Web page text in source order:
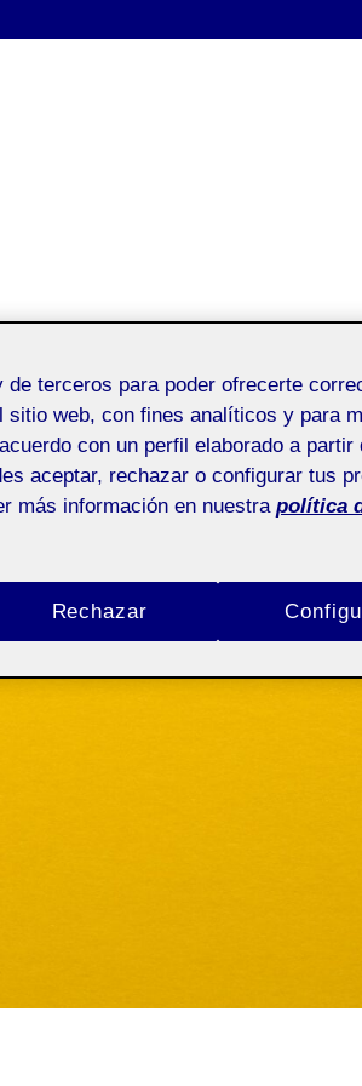
de terceros para poder ofrecerte
sitio web, con fines analíticos y para
con un perfil elaborado a partir
aceptar, rechazar o configurar tus
más información en nuestra política
Rechazar